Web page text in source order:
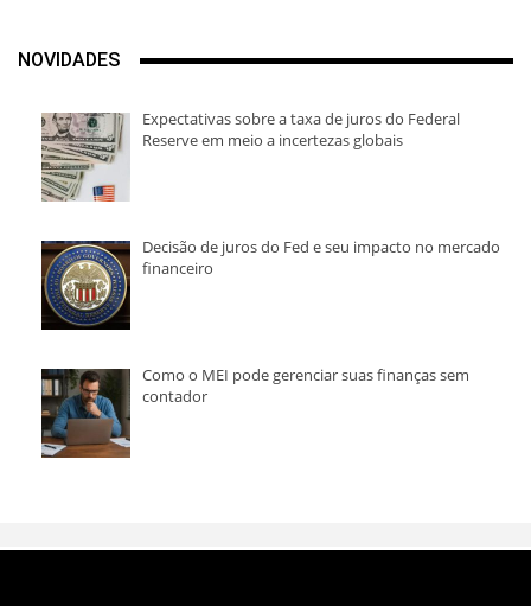
NOVIDADES
Expectativas sobre a taxa de juros do Federal
Reserve em meio a incertezas globais
Decisão de juros do Fed e seu impacto no mercado
financeiro
Como o MEI pode gerenciar suas finanças sem
contador